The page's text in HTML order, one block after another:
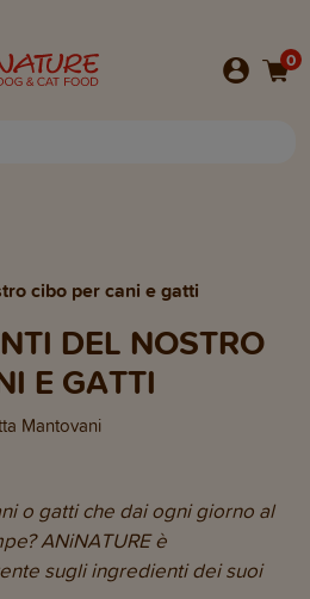
0
cibo per cani e gatti
DEL NOSTRO
E GATTI
Mantovani
o gatti che dai ogni giorno al
ANiNATURE è
sugli ingredienti dei suoi